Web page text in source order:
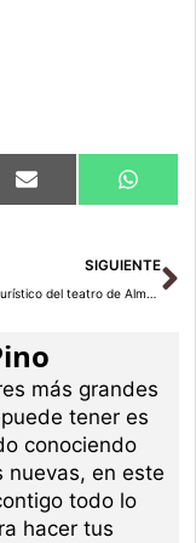
Compartir
en
Email
en
SIGUIENTE
El atractivo turístico del teatro de Almagro
más grandes
tener es
conociendo
nuevas, en este
todo lo
hacer tus